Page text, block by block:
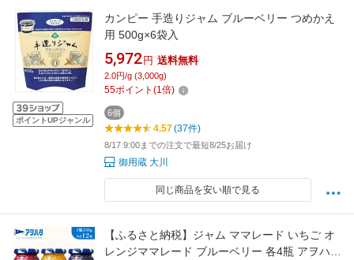
ポイントUPジャンル
カンピー 手造りジャム ブルーベリー つめかえ
用 500g×6袋入
5,972 円 送料無料
2.0円/g (3,000g)
55ポイント (1倍)
6個
4.57(37件)
8/17 9:00までの注文で最短8/25お届け
御用蔵 大川
同じ商品を安い順で見る
【ふるさと納税】ジャム ママレード いちご オ
レンジママレード ブルーベリー 各4瓶 アヲハタ